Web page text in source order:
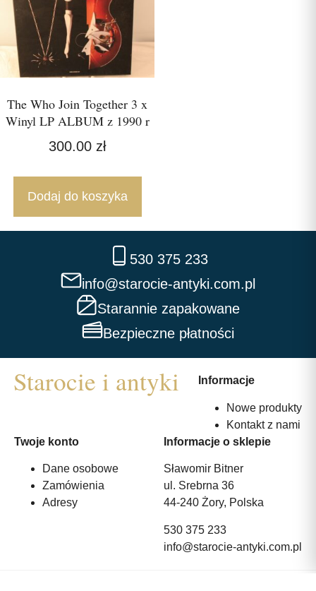
The Who Join Together 3 x
Winyl LP ALBUM z 1990 r
300.00 zł
Dodaj do koszyka
530 375 233
info@starocie-antyki.com.pl
Starannie zapakowane
Bezpieczne płatności
Informacje
Nowe produkty
Kontakt z nami
Twoje konto
Dane osobowe
Zamówienia
Adresy
Informacje o sklepie
Sławomir Bitner
ul. Srebrna 36
44-240 Żory, Polska
530 375 233
info@starocie-antyki.com.pl